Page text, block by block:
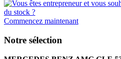
Commencez maintenant
Notre sélection